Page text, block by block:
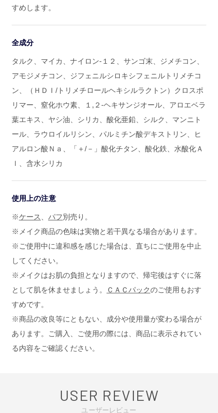
すめします。
全成分
タルク、マイカ、ナイロン-１２、サンゴ末、ジメチコン、
アモジメチコン、ジフェニルシロキシフェニルトリメチコ
ン、（ＨＤＩ/トリメチロールヘキシルラクトン）クロスポ
リマー、窒化ホウ素、１,２-ヘキサンジオール、アロエベラ
葉エキス、ヤシ油、シリカ、酸化亜鉛、シルク、マンニト
ール、ラウロイルリシン、パルミチン酸デキストリン、ヒ
アルロン酸Ｎａ、「＋/－」酸化チタン、酸化鉄、水酸化Ａ
ｌ、含水シリカ
使用上の注意
※ケース パフ別売り。
※メイク商品の色味は実物と若干異なる場合があります。
※ご使用中に違和感を感じた場合は、直ちにご使用を中止
してください。
※メイクはお肌の負担となりますので、帰宅後はすぐに落
として肌を休ませましょう。
ＣＡＣパックのご使用もおす
すめです。
※商品の改良等にともない、成分や使用量が変わる場合が
あります。ご購入、ご使用の際には、商品に表示されてい
る内容をご確認ください。
USER REVIEW
ユーザーレビュー